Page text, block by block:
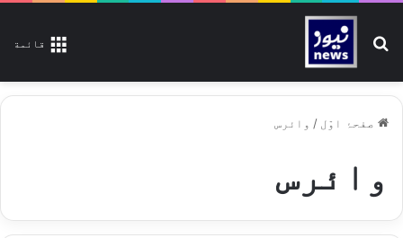
قائمة تلاش کیجیے
صفحۂ اوّل / وائرس
وائرس